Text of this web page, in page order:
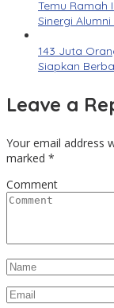
Temu Ramah
Sinergi
143 Juta
Siapkan
Leave a
Your email address
marked *
Comment